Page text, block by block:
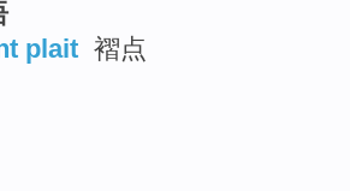
plait 褶点